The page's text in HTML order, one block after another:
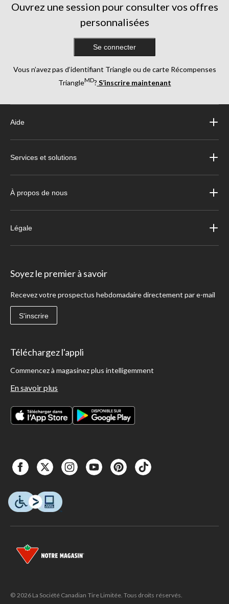
Ouvrez une session pour consulter vos offres
personnalisées
Se connecter
Vous n’avez pas d’identifiant Triangle ou de carte Récompenses
TriangleMD? S’inscrire maintenant
Aide
Services et solutions
À propos de nous
Légale
Soyez le premier à savoir
Recevez votre prospectus hebdomadaire directement par e-mail
S'inscrire
Téléchargez l'appli
Commencez à magasinez plus intelligemment
En savoir plus
© 2026 La Société Canadian Tire Limitée. Tous droits réservés.